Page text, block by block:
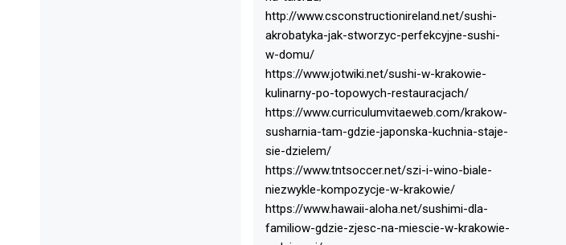
http://www.csconstructionireland.net/sushi-
akrobatyka-jak-stworzyc-perfekcyjne-sushi-
w-domu/
https://www.jotwiki.net/sushi-w-krakowie-
kulinarny-po-topowych-restauracjach/
https://www.curriculumvitaeweb.com/krakow-
susharnia-tam-gdzie-japonska-kuchnia-staje-
sie-dzielem/
https://www.tntsoccer.net/szi-i-wino-biale-
niezwykle-kompozycje-w-krakowie/
https://www.hawaii-aloha.net/sushimi-dla-
familiow-gdzie-zjesc-na-miescie-w-krakowie-